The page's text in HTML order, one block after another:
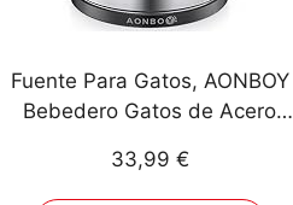
Fuente Para Gatos, AONBOY
Bebedero Gatos de Acero
Bomba de Agua Mejorada, Muy
33,99 €